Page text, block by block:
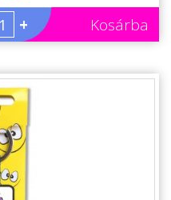
+ Kosárba